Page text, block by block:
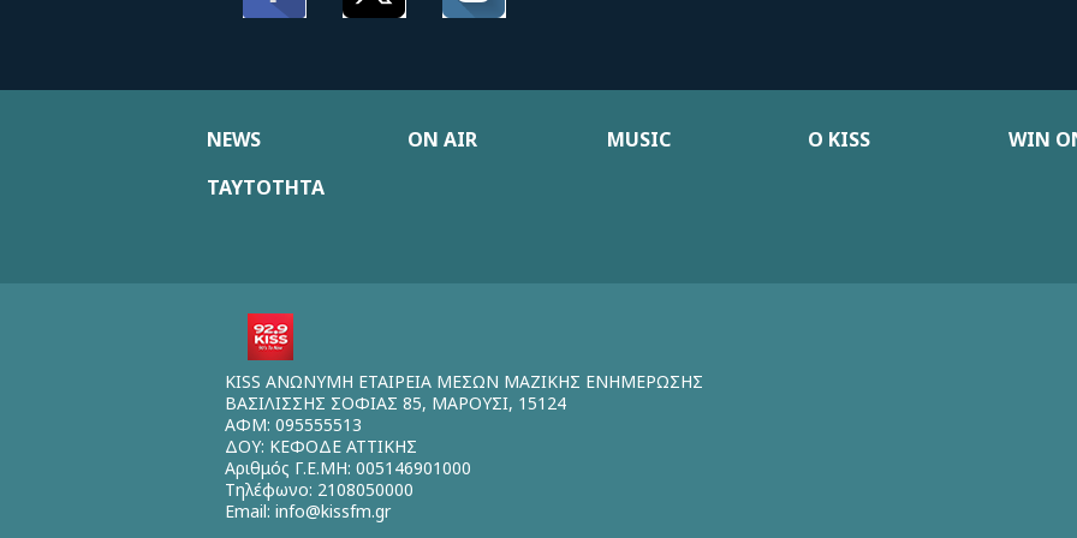
NEWS ON AIR MUSIC Ο KISS WIN
ΤΑΥΤΟΤΗΤΑ
KISS ΑΝΩΝΥΜΗ ΕΤΑΙΡΕΙΑ ΜΕΣΩΝ ΜΑΖΙΚΗΣ ΕΝΗΜΕΡΩΣΗΣ
ΒΑΣΙΛΙΣΣΗΣ ΣΟΦΙΑΣ 85, ΜΑΡΟΥΣΙ, 15124
ΑΦΜ: 095555513
ΔΟΥ: ΚΕΦΟΔΕ ΑΤΤΙΚΗΣ
Αριθμός Γ.Ε.ΜΗ: 005146901000
Τηλέφωνο: 2108050000
Email: info@kissfm.gr